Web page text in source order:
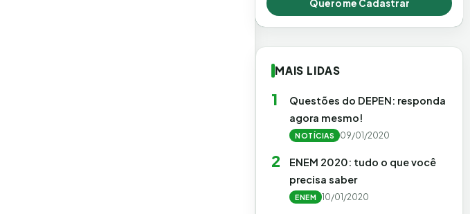
Quero me Cadastrar
MAIS LIDAS
1
Questões do DEPEN: responda
agora mesmo!
NOTÍCIAS 09/01/2020
2
ENEM 2020: tudo o que você
precisa saber
ENEM 10/01/2020